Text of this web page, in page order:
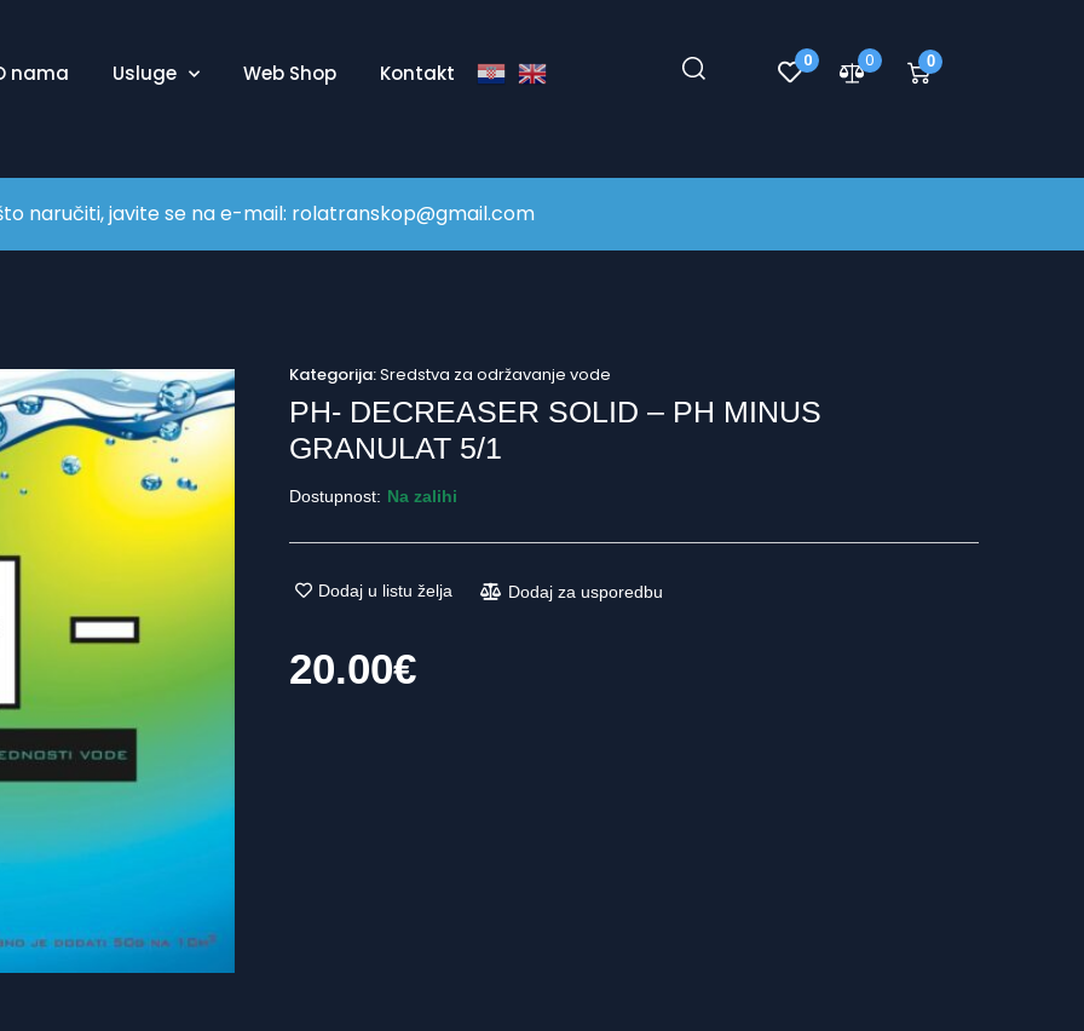
nama Usluge Web Shop Kontakt 0 0 0
naručiti, javite se na e-mail: rolatranskop@gmail.com
Kategorija:Sredstva za održavanje vode
PH- DECREASER SOLID – PH MINUS
GRANULAT 5/1
Dostupnost: Na zalihi
Dodaj u listu želja Dodaj za usporedbu
20.00€